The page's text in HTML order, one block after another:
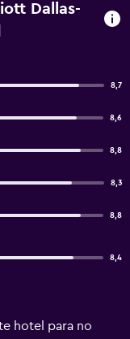
Dallas-
8,7
8,6
8,8
8,3
8,8
8,4
hotel para no